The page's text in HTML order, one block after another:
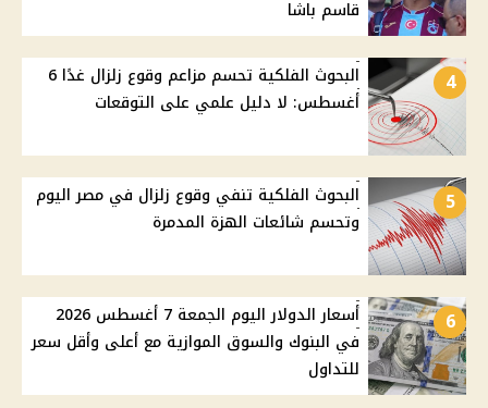
قاسم باشا
4
البحوث الفلكية تحسم مزاعم وقوع زلزال غدًا 6
أغسطس: لا دليل علمي على التوقعات
5
البحوث الفلكية تنفي وقوع زلزال في مصر اليوم
وتحسم شائعات الهزة المدمرة
6
أسعار الدولار اليوم الجمعة 7 أغسطس 2026
في البنوك والسوق الموازية مع أعلى وأقل سعر
للتداول